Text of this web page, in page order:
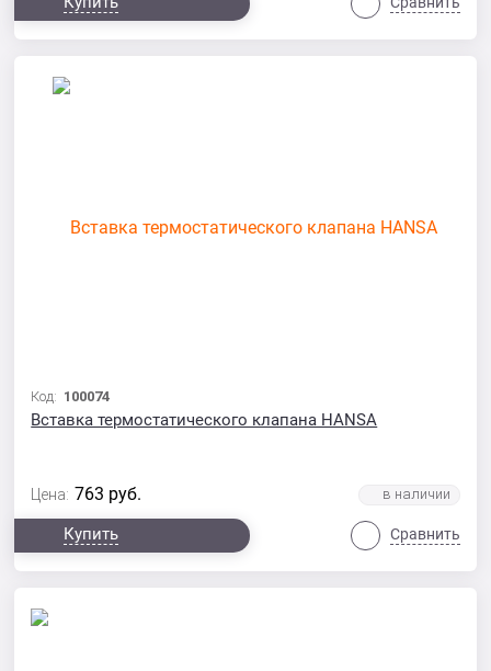
Код: 100074
Вставка термостатического клапана HANSA
Цена: 763 руб.
Купить Сравнить